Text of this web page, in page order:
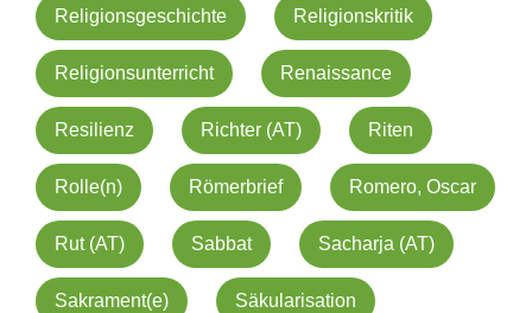
Religionsgeschichte Religionskritik
Religionsunterricht Renaissance
Resilienz Richter (AT) Riten
Rolle(n) Römerbrief Romero, Oscar
Rut (AT) Sabbat Sacharja (AT)
Sakrament(e) Säkularisation